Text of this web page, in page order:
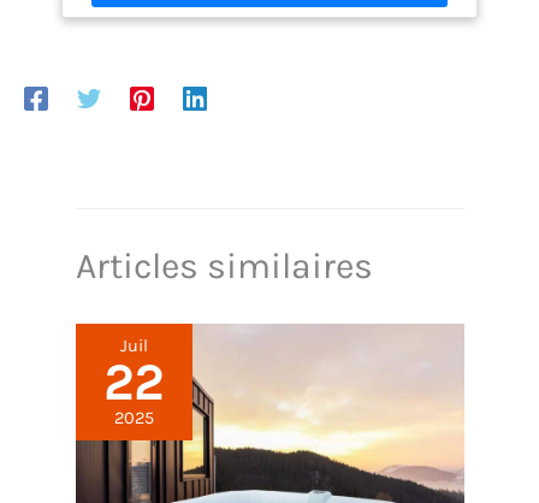
ramassage de 40l pour un travail propre. TRAVAIL
retraite. LIBERTE SANS FIL : Travail simple et sans fil
Articles similaires
Juil
22
2025